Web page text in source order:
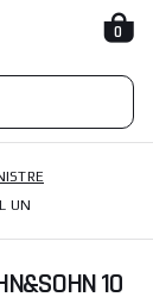
0
UN
10